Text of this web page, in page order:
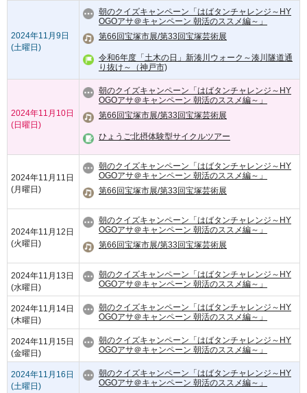
2024年11月9日
(土曜日)
朝のクイズキャンペーン「はばタンチャレンジ～HY
OGOアサ＠キャンペーン 朝活のススメ編～」
第66回宝塚市展/第33回宝塚芸術展
令和6年度「土木の日」新湊川ウォーク～湊川隧道通
り抜け～（神戸市)
2024年11月10日
(日曜日)
朝のクイズキャンペーン「はばタンチャレンジ～HY
OGOアサ＠キャンペーン 朝活のススメ編～」
第66回宝塚市展/第33回宝塚芸術展
ひょうご北摂体験型サイクルツアー
2024年11月11日
(月曜日)
朝のクイズキャンペーン「はばタンチャレンジ～HY
OGOアサ＠キャンペーン 朝活のススメ編～」
第66回宝塚市展/第33回宝塚芸術展
2024年11月12日
(火曜日)
朝のクイズキャンペーン「はばタンチャレンジ～HY
OGOアサ＠キャンペーン 朝活のススメ編～」
第66回宝塚市展/第33回宝塚芸術展
2024年11月13日
(水曜日)
朝のクイズキャンペーン「はばタンチャレンジ～HY
OGOアサ＠キャンペーン 朝活のススメ編～」
2024年11月14日
(木曜日)
朝のクイズキャンペーン「はばタンチャレンジ～HY
OGOアサ＠キャンペーン 朝活のススメ編～」
2024年11月15日
(金曜日)
朝のクイズキャンペーン「はばタンチャレンジ～HY
OGOアサ＠キャンペーン 朝活のススメ編～」
2024年11月16日
(土曜日)
朝のクイズキャンペーン「はばタンチャレンジ～HY
OGOアサ＠キャンペーン 朝活のススメ編～」